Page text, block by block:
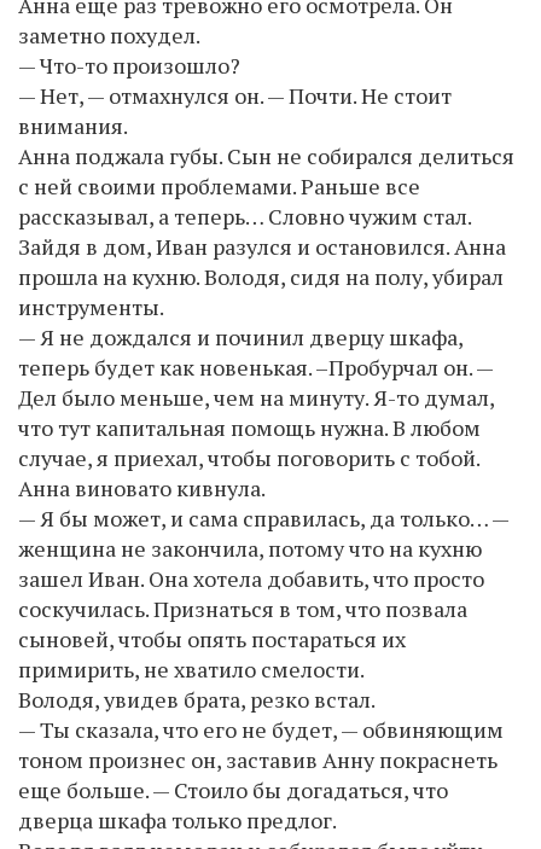
заметно похудел.
— Что-то произошло?
— Нет, — отмахнулся он. — Почти. Не стоит
внимания.
Анна поджала губы. Сын не собирался делиться
с ней своими проблемами. Раньше все
рассказывал, а теперь… Словно чужим стал.
Зайдя в дом, Иван разулся и остановился. Анна
прошла на кухню. Володя, сидя на полу, убирал
инструменты.
— Я не дождался и починил дверцу шкафа,
теперь будет как новенькая. –Пробурчал он. —
Дел было меньше, чем на минуту. Я-то думал,
что тут капитальная помощь нужна. В любом
случае, я приехал, чтобы поговорить с тобой.
Анна виновато кивнула.
— Я бы может, и сама справилась, да только… —
женщина не закончила, потому что на кухню
зашел Иван. Она хотела добавить, что просто
соскучилась. Признаться в том, что позвала
сыновей, чтобы опять постараться их
примирить, не хватило смелости.
Володя, увидев брата, резко встал.
— Ты сказала, что его не будет, — обвиняющим
тоном произнес он, заставив Анну покраснеть
еще больше. — Стоило бы догадаться, что
дверца шкафа только предлог.